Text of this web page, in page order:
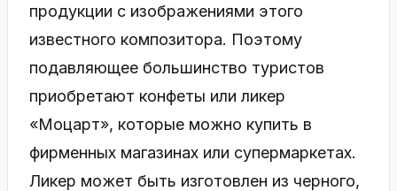
продукции с изображениями этого
известного композитора. Поэтому
подавляющее большинство туристов
приобретают конфеты или ликер
«Моцарт», которые можно купить в
фирменных магазинах или супермаркетах.
Ликер может быть изготовлен из черного,